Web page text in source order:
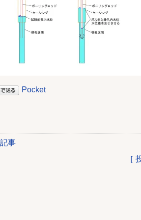
Pocket
事
［